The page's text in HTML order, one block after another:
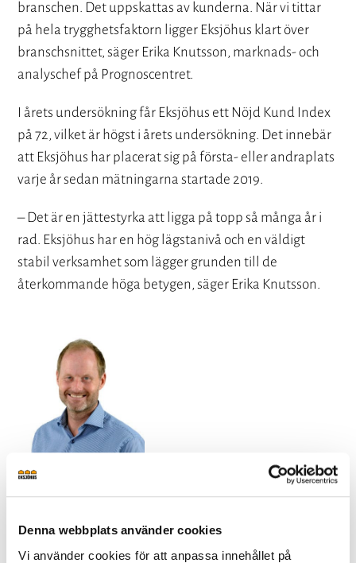
Denna webbplats använder cookies
Vi använder cookies för att anpassa innehållet på
branschen. Det uppskattas av kunderna. När vi tittar
på hela trygghetsfaktorn ligger Eksjöhus klart över
branschsnittet, säger Erika Knutsson, marknads- och
analyschef på Prognoscentret.
I årets undersökning får Eksjöhus ett Nöjd Kund Index
på 72, vilket är högst i årets undersökning. Det innebär
att Eksjöhus har placerat sig på första- eller andraplats
varje år sedan mätningarna startade 2019.
– Det är en jättestyrka att ligga på topp så många år i
rad. Eksjöhus har en hög lägstanivå och en väldigt
stabil verksamhet som lägger grunden till de
återkommande höga betygen, säger Erika Knutsson.
Vi har trogna medarbetare och
pålitliga samarbetspartners som